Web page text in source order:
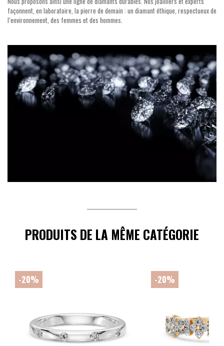
façonnent, en laboratoire, la pierre de demain : un diamant éthique, respectueux de
l’environnement, des femmes et des hommes.
PRODUITS DE LA MÊME CATÉGORIE
-20% -20%